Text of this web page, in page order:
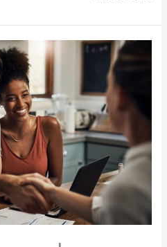
חשוב
אצבע
על
על
התיק
הביטוחי
והתיק